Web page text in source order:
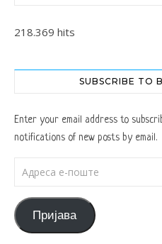
218.369 hits
SUBSCRIBE TO
Enter your email address to
notifications of new posts by email.
Пријава